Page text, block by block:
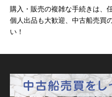
購入・販売の複雑な手続きは、
個人出品も大歓迎、中古船売買
い！